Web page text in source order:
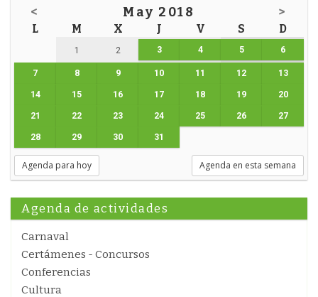
< May 2018 >
L M X J V S D
1 2 3 4 5 6
7 8 9 10 11 12 13
14 15 16 17 18 19 20
21 22 23 24 25 26 27
28 29 30 31
Agenda para hoy Agenda en esta semana
Agenda de actividades
Carnaval
Certámenes - Concursos
Conferencias
Cultura